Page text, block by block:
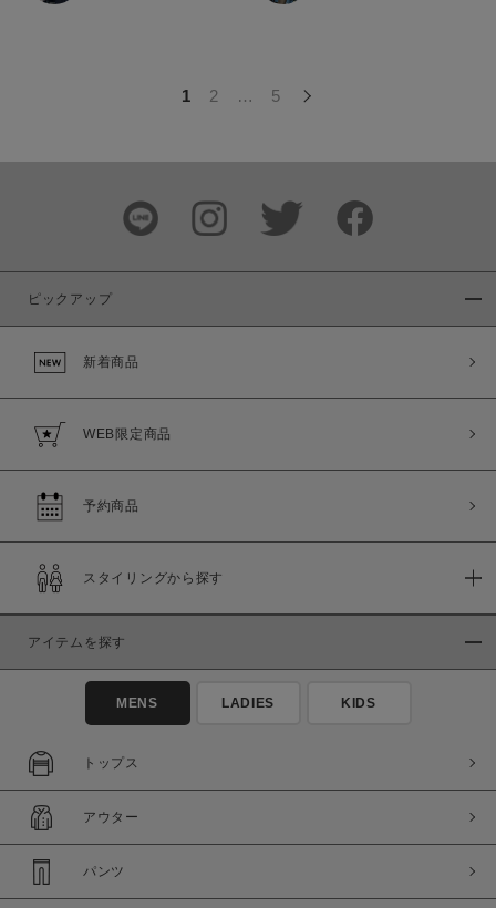
1 2 … 5
ピックアップ
新着商品
WEB限定商品
予約商品
スタイリングから探す
アイテムを探す
MENS LADIES KIDS
トップス
アウター
パンツ